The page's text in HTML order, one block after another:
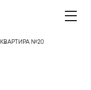
КВАРТИРА №20